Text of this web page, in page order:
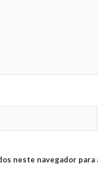
neste navegador